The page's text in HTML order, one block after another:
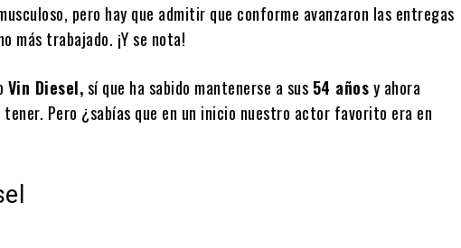
pero hay que admitir que conforme avanzaron las entregas
más trabajado. ¡Y se nota!
Vin Diesel,sí que ha sabido mantenerse a sus 54 añosy ahora
tener. Pero ¿sabías que en un inicio nuestro actor favorito era en